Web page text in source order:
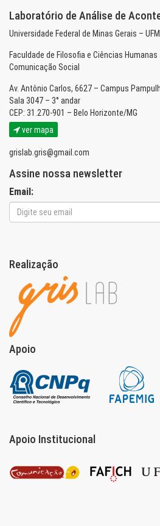
Laboratório de Análise de
Universidade Federal de Minas Gerais –
Faculdade de Filosofia e Ciências
Comunicação Social
Av. Antônio Carlos, 6627 – Campus
Sala 3047 – 3° andar
CEP: 31.270-901 – Belo Horizonte/MG
ver mapa
grislab.gris@gmail.com
Assine nossa newsletter
Email:
Realização
Apoio
Apoio Institucional